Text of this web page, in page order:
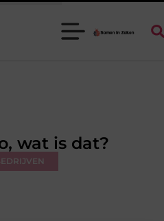
van de stukadoor makkelijker
wat is dat?